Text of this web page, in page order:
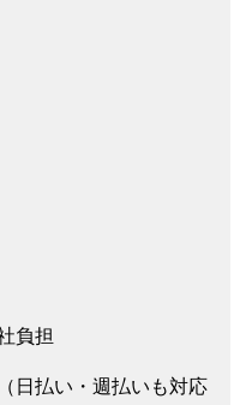
負担
日払い・週払いも対応